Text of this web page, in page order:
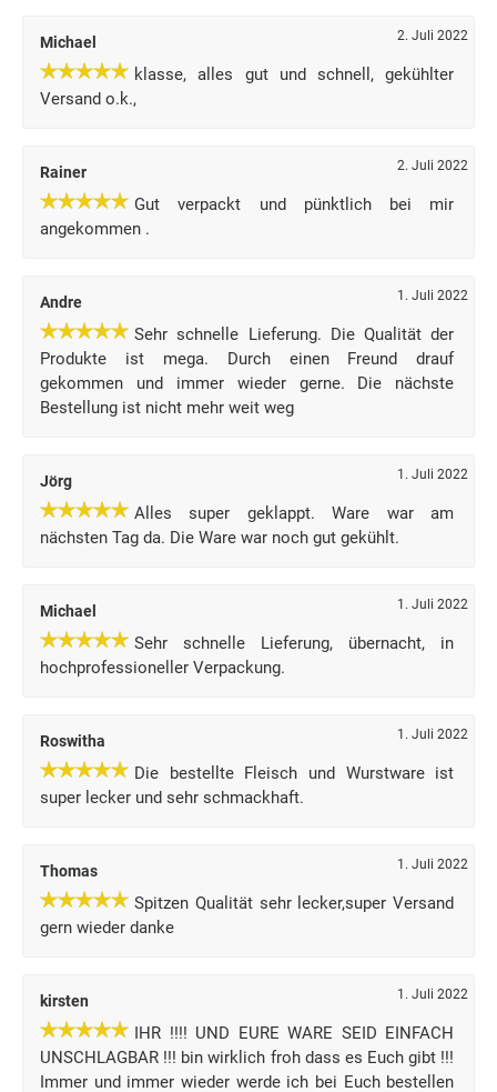
Michael 2. Juli 2022
klasse, alles gut und schnell, gekühlter
Versand o.k.,
Rainer 2. Juli 2022
Gut verpackt und pünktlich bei mir
angekommen .
Andre 1. Juli 2022
Sehr schnelle Lieferung. Die Qualität der
Produkte ist mega. Durch einen Freund drauf
gekommen und immer wieder gerne. Die nächste
Bestellung ist nicht mehr weit weg
Jörg 1. Juli 2022
Alles super geklappt. Ware war am
nächsten Tag da. Die Ware war noch gut gekühlt.
Michael 1. Juli 2022
Sehr schnelle Lieferung, übernacht, in
hochprofessioneller Verpackung.
Roswitha 1. Juli 2022
Die bestellte Fleisch und Wurstware ist
super lecker und sehr schmackhaft.
Thomas 1. Juli 2022
Spitzen Qualität sehr lecker,super Versand
gern wieder danke
kirsten 1. Juli 2022
IHR !!!! UND EURE WARE SEID EINFACH
UNSCHLAGBAR !!! bin wirklich froh dass es Euch gibt !!!
Immer und immer wieder werde ich bei Euch bestellen